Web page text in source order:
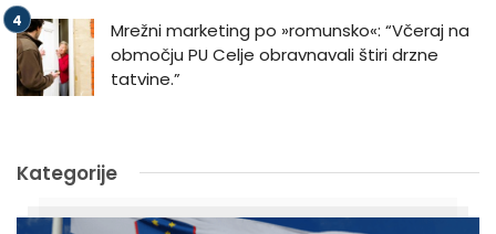
Mrežni marketing po »romunsko«: “Včeraj na
območju PU Celje obravnavali štiri drzne
tatvine.”
Kategorije